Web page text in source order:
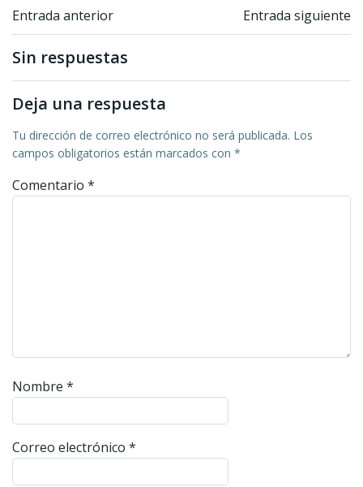
Navegación
de
entradas
Entrada anterior
Navegación
entradas
Entrada siguiente
Sin respuestas
Deja una respuesta
Tu dirección de correo electrónico no será publicada. Los
campos obligatorios están marcados con *
Comentario *
Nombre *
Correo electrónico *